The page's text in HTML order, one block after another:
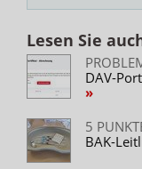
Lesen Sie
DAV-
5
BAK-